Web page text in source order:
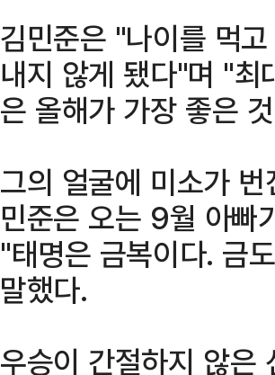
김민준은 "나이를 먹
내지 않게 됐다"며 "최
은 올해가 가장 좋은
그의 얼굴에 미소가
민준은 오는 9월 아빠
"태명은 금복이다. 금
말했다.
우승이 간절하지 않은